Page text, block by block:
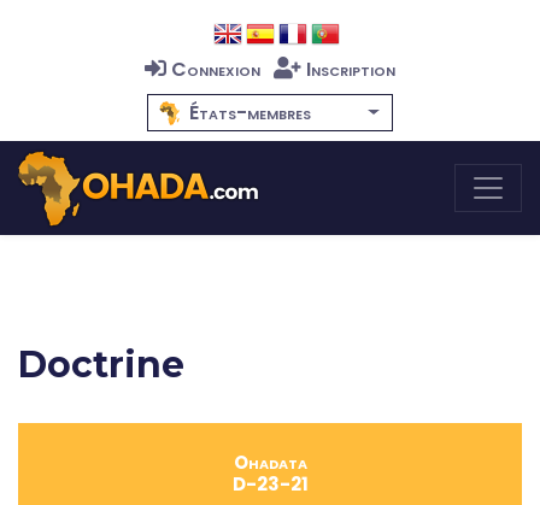
Connexion
Inscription
États-membres
Doctrine
Ohadata
D-23-21